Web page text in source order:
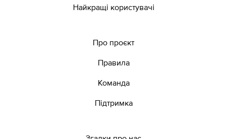
Найкращі користувачі
Про проєкт
Правила
Команда
Підтримка